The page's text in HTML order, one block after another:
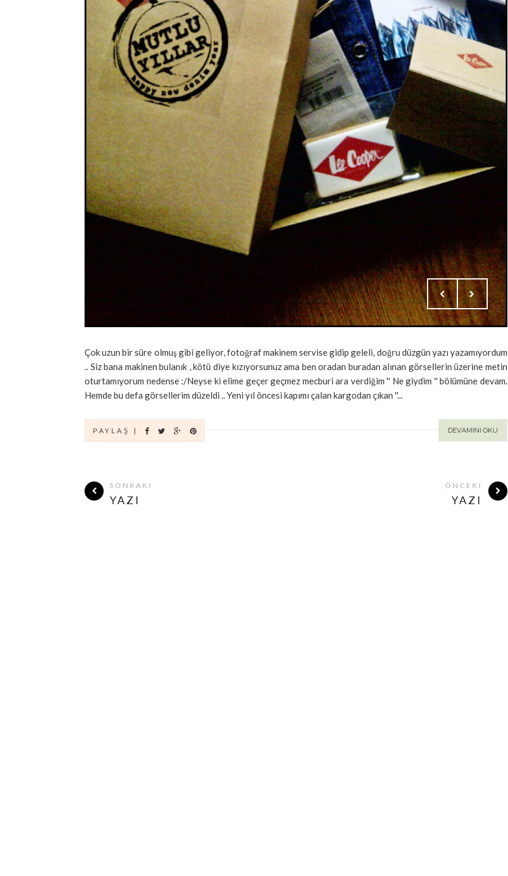
Çok uzun bir süre olmuş gibi geliyor, fotoğraf makinem servise gidip geleli, doğru düzgün yazı yazamıyordum
.. Siz bana makinen bulanık , kötü diye kızıyorsunuz ama ben oradan buradan alınan görsellerin üzerine metin
oturtamıyorum nedense :/Neyse ki elime geçer geçmez mecburi ara verdiğim '' Ne giydim '' bölümüne devam.
Hemde bu defa görsellerim düzeldi .. Yeni yıl öncesi kapımı çalan kargodan çıkan ''...
DEVAMINI OKU
PAYLAŞ |
SONRAKI
YAZI
ÖNCEKI
YAZI